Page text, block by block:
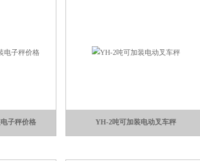
子秤价格 YH-2吨可加装电动叉车秤